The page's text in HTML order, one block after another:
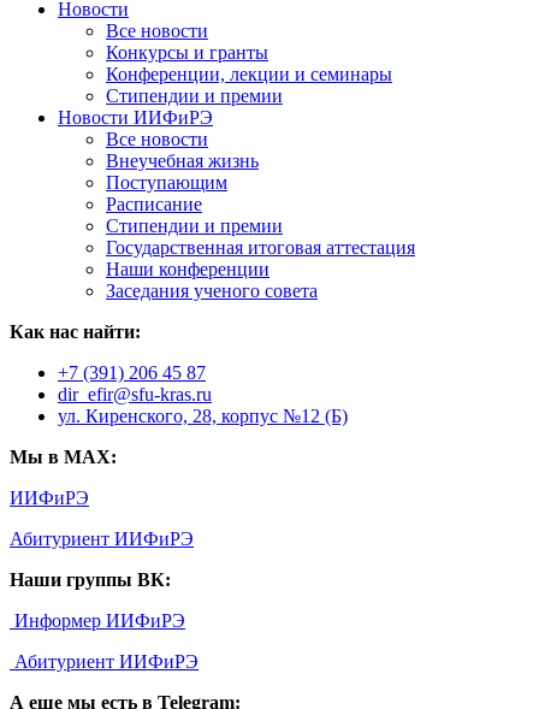
Новости
Все новости
Конкурсы и гранты
Конференции, лекции и семинары
Стипендии и премии
Новости ИИФиРЭ
Все новости
Внеучебная жизнь
Поступающим
Расписание
Стипендии и премии
Государственная итоговая аттестация
Наши конференции
Заседания ученого совета
Как нас найти:
+7 (391) 206 45 87
dir_efir@sfu-kras.ru
ул. Киренского, 28, корпус №12 (Б)
Мы в MAX:
ИИФиРЭ
Абитуриент ИИФиРЭ
Наши группы ВК:
Информер ИИФиРЭ
Абитуриент ИИФиРЭ
А еще мы есть в Telegram: